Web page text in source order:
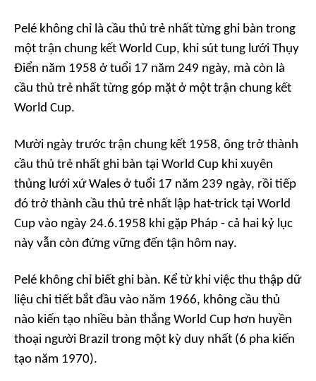
Pelé không chỉ là cầu thủ trẻ nhất từng ghi bàn trong
một trận chung kết World Cup, khi sút tung lưới Thụy
Điển năm 1958 ở tuổi 17 năm 249 ngày, mà còn là
cầu thủ trẻ nhất từng góp mặt ở một trận chung kết
World Cup.
Mười ngày trước trận chung kết 1958, ông trở thành
cầu thủ trẻ nhất ghi bàn tại World Cup khi xuyên
thủng lưới xứ Wales ở tuổi 17 năm 239 ngày, rồi tiếp
đó trở thành cầu thủ trẻ nhất lập hat-trick tại World
Cup vào ngày 24.6.1958 khi gặp Pháp - cả hai kỷ lục
này vẫn còn đứng vững đến tận hôm nay.
Pelé không chỉ biết ghi bàn. Kể từ khi việc thu thập dữ
liệu chi tiết bắt đầu vào năm 1966, không cầu thủ
nào kiến tạo nhiều bàn thắng World Cup hơn huyền
thoại người Brazil trong một kỳ duy nhất (6 pha kiến
tạo năm 1970).